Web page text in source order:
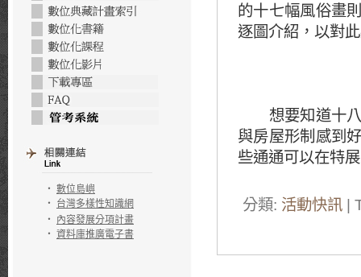
‧ 數位島嶼
‧ 台灣多樣性知識網
‧ 內容發展分項計畫
‧ 資料庫推廣電子書
的十七幅風俗畫
逐圖介紹，以對
想要知道十八
與房屋形制感到
些通通可以在特
分類: 活動快訊 |